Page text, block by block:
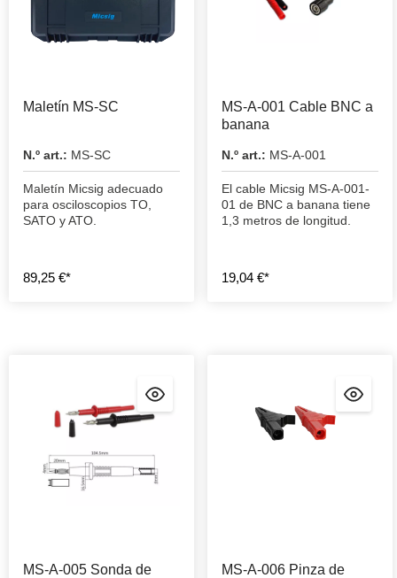
Maletín MS-SC
N.º art.: MS-SC
Maletín Micsig adecuado
para osciloscopios TO,
SATO y ATO.
89,25 €*
MS-A-001 Cable BNC a
banana
N.º art.: MS-A-001
El cable Micsig MS-A-001-
01 de BNC a banana tiene
1,3 metros de longitud.
19,04 €*
MS-A-005 Sonda de
MS-A-006 Pinza de